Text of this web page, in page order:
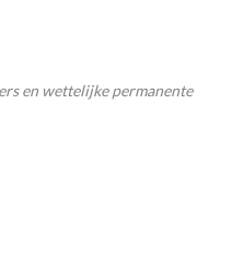
en wettelijke permanente